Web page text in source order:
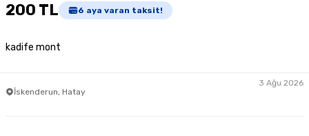
200 TL 6 aya varan taksit!
kadife mont
İskenderun, Hatay
3 Ağu 2026